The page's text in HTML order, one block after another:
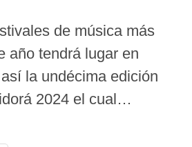
de música más
año tendrá lugar en
la undécima edición
2024 el cual…